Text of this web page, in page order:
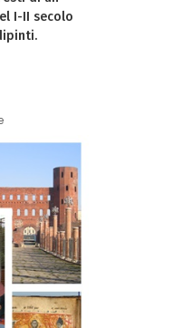
I-II secolo